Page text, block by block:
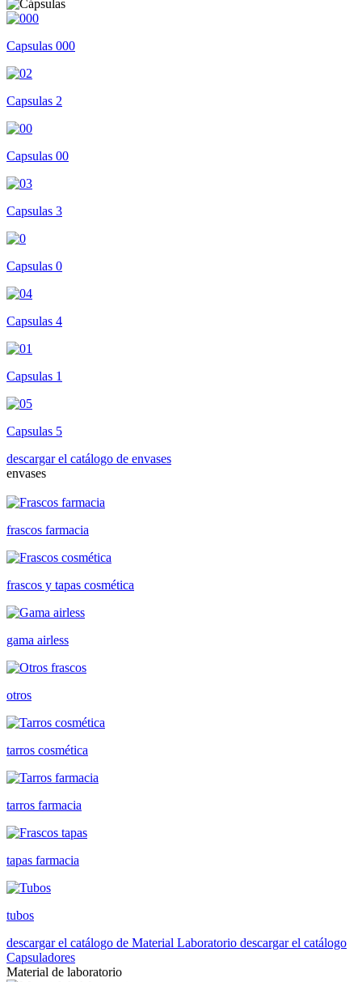
Capsulas 000
Capsulas 2
Capsulas 00
Capsulas 3
Capsulas 0
Capsulas 4
Capsulas 1
Capsulas 5
descargar el catálogo de envases
envases
frascos farmacia
frascos y tapas cosmética
gama airless
otros
tarros cosmética
tarros farmacia
tapas farmacia
tubos
descargar el catálogo de Material Laboratorio descargar el catálogo
Capsuladores
Material de laboratorio